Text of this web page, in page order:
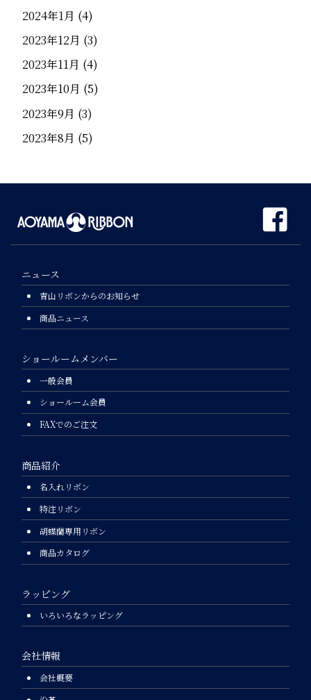
2024年1月 (4)
2023年12月 (3)
2023年11月 (4)
2023年10月 (5)
2023年9月 (3)
2023年8月 (5)
ニュース
青山リボンからのお知らせ
商品ニュース
ショールームメンバー
一般会員
ショールーム会員
FAXでのご注文
商品紹介
名入れリボン
特注リボン
胡蝶蘭専用リボン
商品カタログ
ラッピング
いろいろなラッピング
会社情報
会社概要